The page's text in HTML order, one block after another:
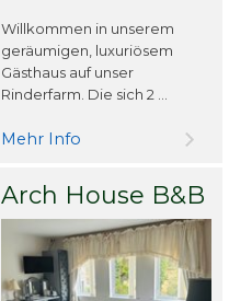
Willkommen in unserem
geräumigen, luxuriösem
Gästhaus auf unser
Rinderfarm. Die sich 2 ...
Mehr Info
Arch House B&B